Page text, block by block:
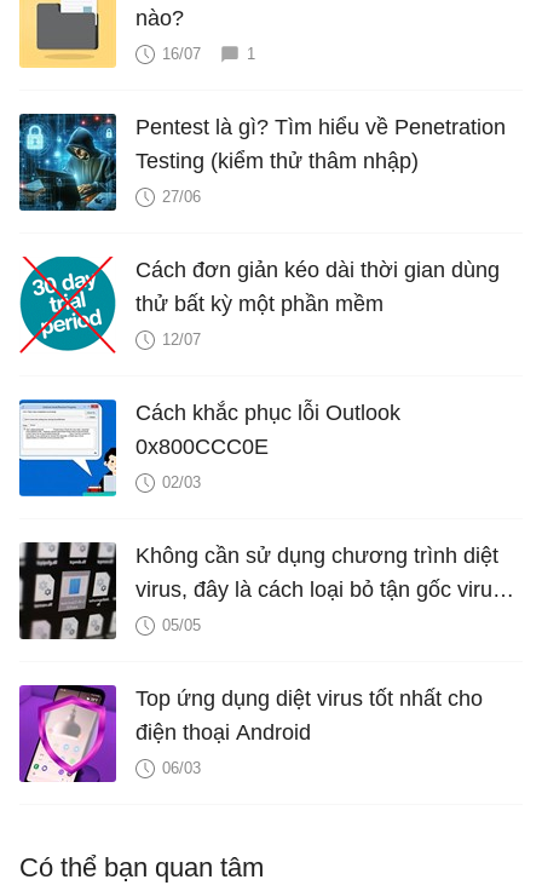
nào?
16/07 1
Pentest là gì? Tìm hiểu về Penetration
Testing (kiểm thử thâm nhập)
27/06
Cách đơn giản kéo dài thời gian dùng
thử bất kỳ một phần mềm
12/07
Cách khắc phục lỗi Outlook
0x800CCC0E
02/03
Không cần sử dụng chương trình diệt
virus, đây là cách loại bỏ tận gốc virus
trên máy tính của bạn
05/05
Top ứng dụng diệt virus tốt nhất cho
điện thoại Android
06/03
Có thể bạn quan tâm